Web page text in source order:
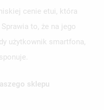
cenie etui, która
to, że na jego
użytkownik smartfona,
sklepu